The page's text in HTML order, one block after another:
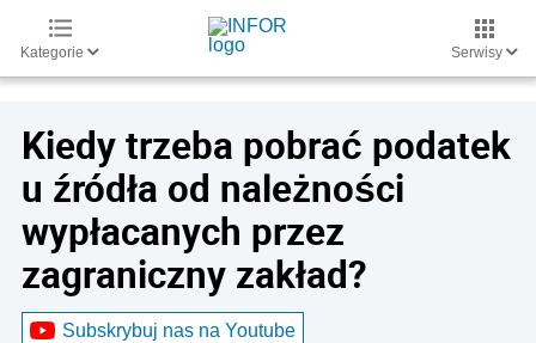
Kategorie Serwisy
Kiedy trzeba pobrać podatek
u źródła od należności
wypłacanych przez
zagraniczny zakład?
Subskrybuj nas na Youtube